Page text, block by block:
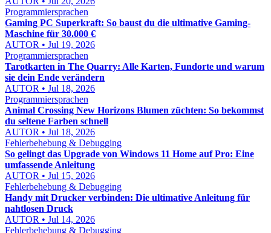
Programmiersprachen
Gaming PC Superkraft: So baust du die ultimative Gaming-
Maschine für 30.000 €
AUTOR • Jul 19, 2026
Programmiersprachen
Tarotkarten in The Quarry: Alle Karten, Fundorte und warum
sie dein Ende verändern
AUTOR • Jul 18, 2026
Programmiersprachen
Animal Crossing New Horizons Blumen züchten: So bekommst
du seltene Farben schnell
AUTOR • Jul 18, 2026
Fehlerbehebung & Debugging
So gelingt das Upgrade von Windows 11 Home auf Pro: Eine
umfassende Anleitung
AUTOR • Jul 15, 2026
Fehlerbehebung & Debugging
Handy mit Drucker verbinden: Die ultimative Anleitung für
nahtlosen Druck
AUTOR • Jul 14, 2026
Fehlerbehebung & Debugging